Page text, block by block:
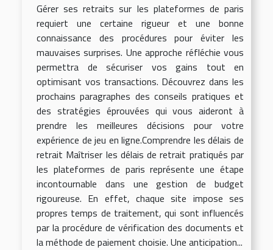
Gérer ses retraits sur les plateformes de paris
requiert une certaine rigueur et une bonne
connaissance des procédures pour éviter les
mauvaises surprises. Une approche réfléchie vous
permettra de sécuriser vos gains tout en
optimisant vos transactions. Découvrez dans les
prochains paragraphes des conseils pratiques et
des stratégies éprouvées qui vous aideront à
prendre les meilleures décisions pour votre
expérience de jeu en ligne.Comprendre les délais de
retrait Maîtriser les délais de retrait pratiqués par
les plateformes de paris représente une étape
incontournable dans une gestion de budget
rigoureuse. En effet, chaque site impose ses
propres temps de traitement, qui sont influencés
par la procédure de vérification des documents et
la méthode de paiement choisie. Une anticipation...